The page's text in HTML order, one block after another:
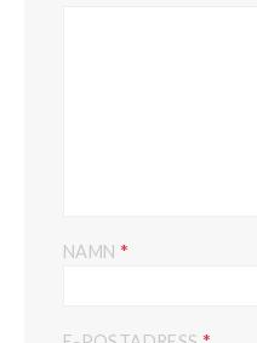
NAMN *